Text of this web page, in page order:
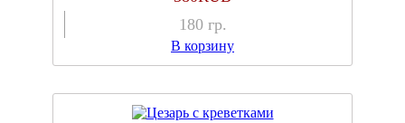
180 гр.
В корзину